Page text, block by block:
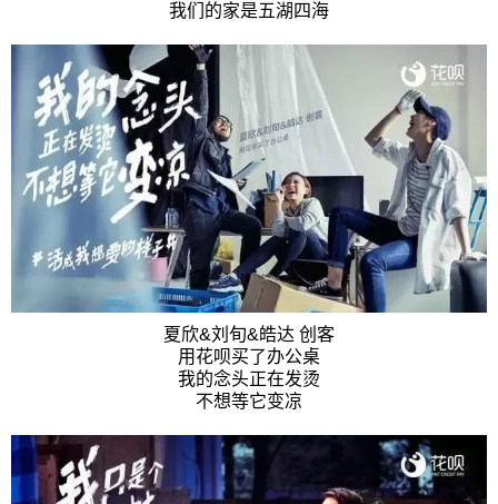
我们的家是五湖四海
夏欣&刘旬&皓达 创客
用花呗买了办公桌
我的念头正在发烫
不想等它变凉